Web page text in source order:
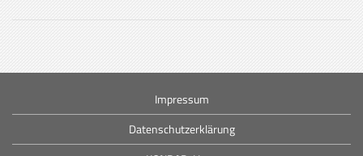
Impressum
Datenschutzerklärung